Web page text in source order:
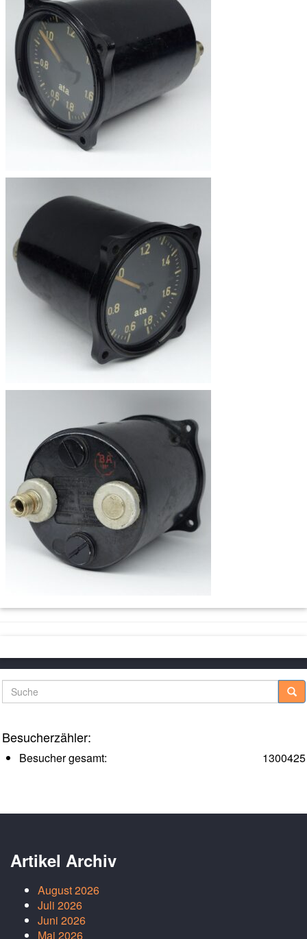
Suche
Besucherzähler:
1300425
Besucher gesamt:
Artikel Archiv
August 2026
Juli 2026
Juni 2026
Mai 2026